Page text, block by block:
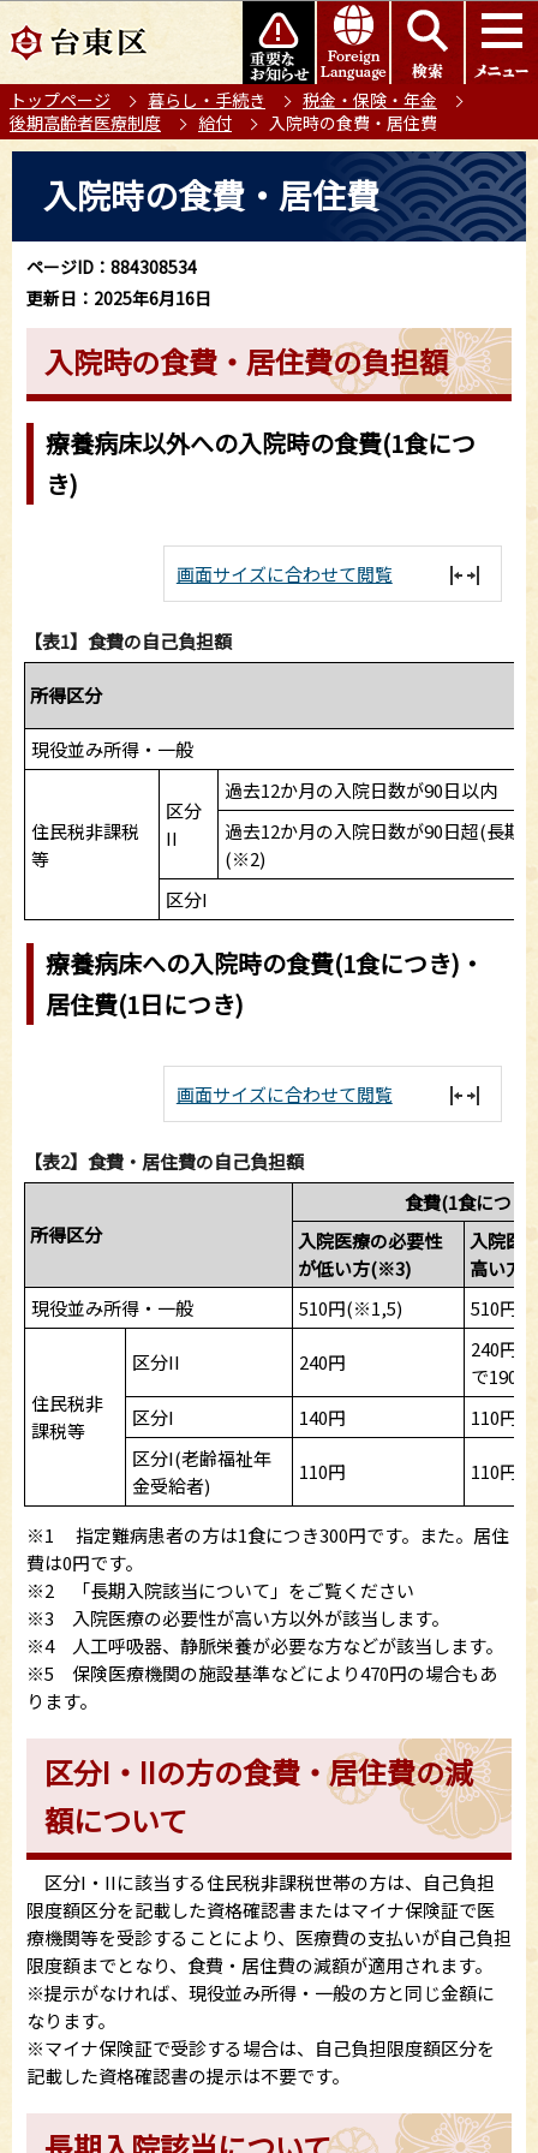
の
ー
ジ
このページの本文へ移動
トップページ 暮らし・手続き
税金・保険・年金
後期高齢者医療制度
給付 入院時の食費・居住費
か
入院時の食費・居住費
ページID：884308534
更新日：2025年6月16日
入院時の食費・居住費の負担額
療養病床以外への入院時の食費(1食につ
き)
画面サイズに合わせて閲覧
【表1】食費の自己負担額
所得区分
現役並み所得・一般
住民税非課税
等
区分
II
過去12か月の入院日数が90日以内
過去12か月の入院日数が90日超(長期
(※2)
区分I
療養病床への入院時の食費(1食につき)・
居住費(1日につき)
画面サイズに合わせて閲覧
【表2】食費・居住費の自己負担額
所得区分
食費(1食につき)
入院医療の必要性
が低い方(※3)
入院医
高い方
現役並み所得・一般
510円(※1,5) 510円
住民税非
課税等
区分II 240円
240円(
で190
区分I
140円
110円
区分I(老齢福祉年
金受給者)
110円 110円
※1 指定難病患者の方は1食につき300円です。また。居住
費は0円です。
※2 「長期入院該当について」をご覧ください
※3 入院医療の必要性が高い方以外が該当します。
※4 人工呼吸器、静脈栄養が必要な方などが該当します。
※5 保険医療機関の施設基準などにより470円の場合もあ
ります。
区分I・IIの方の食費・居住費の減
額について
区分I・IIに該当する住民税非課税世帯の方は、自己負担
限度額区分を記載した資格確認書またはマイナ保険証で医
療機関等を受診することにより、医療費の支払いが自己負担
限度額までとなり、食費・居住費の減額が適用されます。
※提示がなければ、現役並み所得・一般の方と同じ金額に
なります。
※マイナ保険証で受診する場合は、自己負担限度額区分を
記載した資格確認書の提示は不要です。